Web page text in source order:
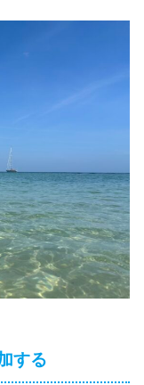
する